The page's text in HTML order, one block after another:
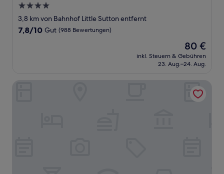
4.0-
Sterne-
Unterkunft
3,8 km von Bahnhof Little Sutton entfernt
7.8
7,8/10 Gut (988 Bewertungen)
Der
Preis
beträgt
80 €
inkl. Steuern & Gebühren
23. Aug.–24. Aug.